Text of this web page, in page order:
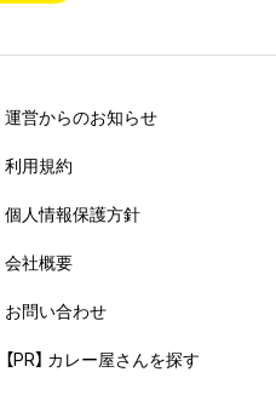
運営からのお知らせ
利用規約
個人情報保護方針
会社概要
お問い合わせ
【PR】 カレー屋さんを探す